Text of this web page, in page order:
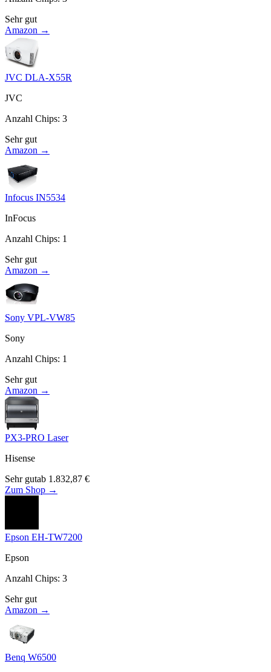
Sehr gut
Amazon →
JVC DLA-X55R
JVC
Anzahl Chips: 3
Sehr gut
Amazon →
Infocus IN5534
InFocus
Anzahl Chips: 1
Sehr gut
Amazon →
Sony VPL-VW85
Sony
Anzahl Chips: 1
Sehr gut
Amazon →
PX3-PRO Laser
Hisense
Sehr gutab 1.832,87 €
Zum Shop →
Epson EH-TW7200
Epson
Anzahl Chips: 3
Sehr gut
Amazon →
Benq W6500